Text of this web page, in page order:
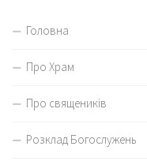
Головна
Про Храм
Про священиків
Розклад Богослужень